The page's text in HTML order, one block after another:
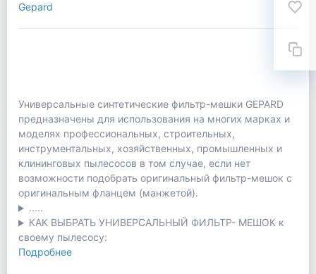
Gepard
Универсальные синтетические фильтр-мешки GEPARD
предназначены для использования на многих марках и
моделях профессиональных, строительных,
инструментальных, хозяйственных, промышленных и
клининговых пылесосов в том случае, если нет
возможности подобрать оригинальный фильтр-мешок с
оригинальным фланцем (манжетой).
.....
КАК ВЫБРАТЬ УНИВЕРСАЛЬНЫЙ ФИЛЬТР- МЕШОК к
своему пылесосу:
Подробнее